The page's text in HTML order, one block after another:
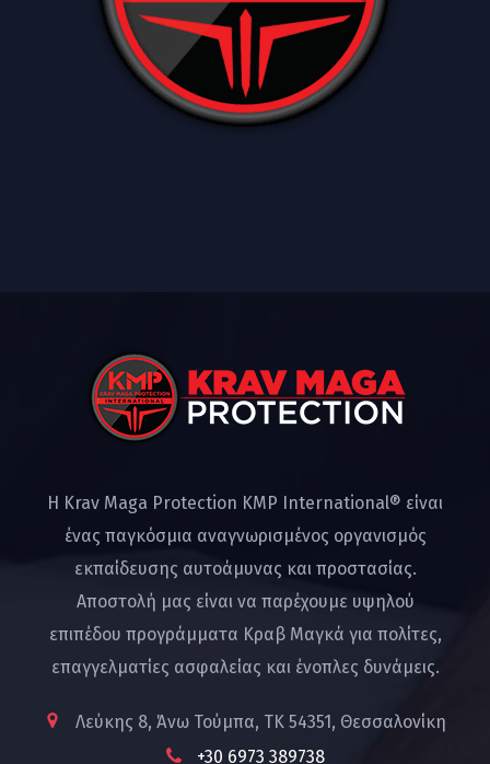
Η Krav Maga Protection KMP International® είναι
ένας παγκόσμια αναγνωρισμένος οργανισμός
εκπαίδευσης αυτοάμυνας και προστασίας.
Αποστολή μας είναι να παρέχουμε υψηλού
επιπέδου προγράμματα Κραβ Μαγκά για πολίτες,
επαγγελματίες ασφαλείας και ένοπλες δυνάμεις.
Λεύκης 8, Άνω Τούμπα, ΤΚ 54351, Θεσσαλονίκη
+30 6973 389738